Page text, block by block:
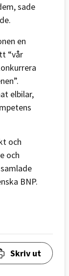
sade
en
“vår
elbilar,
och
och
BNP.
Skriv ut